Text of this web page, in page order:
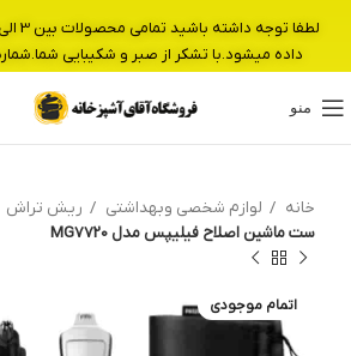
منو
خانه لوازم شخصی وبهداشتی
ریش تراش
ست ماشین اصلاح فیلیپس مدل MG7720
اتمام موجودی
داده میشود.با تشکر از صبر و شکیبایی شما.شماره